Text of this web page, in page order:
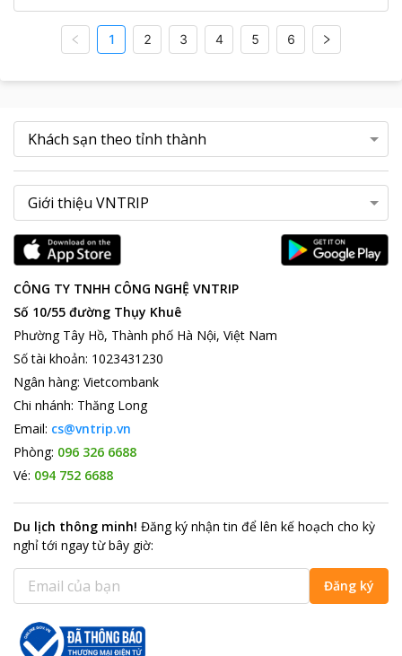
1 2 3 4 5 6
CÔNG TY TNHH CÔNG NGHỆ VNTRIP
Số 10/55 đường Thụy Khuê
Phường Tây Hồ, Thành phố Hà Nội, Việt Nam
Số tài khoản: 1023431230
Ngân hàng: Vietcombank
Chi nhánh: Thăng Long
Email: cs@vntrip.vn
Phòng: 096 326 6688
Vé: 094 752 6688
Du lịch thông minh! Đăng ký nhận tin để lên kế hoạch cho kỳ
nghỉ tới ngay từ bây giờ:
Đăng ký